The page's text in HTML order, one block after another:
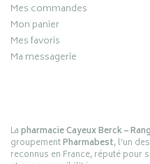
Mes commandes
Mon panier
Mes favoris
Ma messagerie
Lapharmacie Cayeux Berck –
groupementPharmabest, l’un
reconnus en France, réputé pour